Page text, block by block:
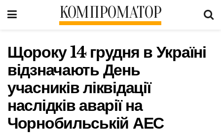
КОМПРОМАТОР
Щороку 14 грудня в Україні
відзначають День
учасників ліквідації
наслідків аварії на
Чорнобильській АЕС